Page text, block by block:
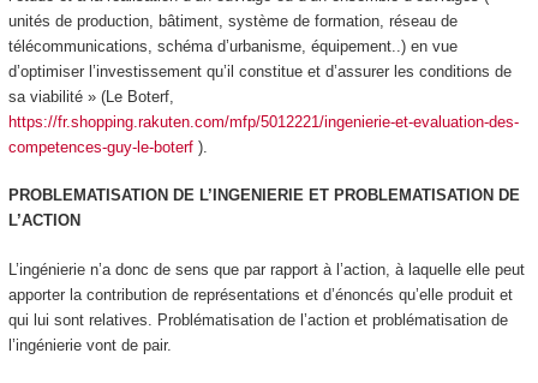
unités de production, bâtiment, système de formation, réseau de
télécommunications, schéma d’urbanisme, équipement..) en vue
d’optimiser l’investissement qu’il constitue et d’assurer les conditions de
sa viabilité » (Le Boterf,
https://fr.shopping.rakuten.com/mfp/5012221/ingenierie-et-evaluation-des-
competences-guy-le-boterf).
PROBLEMATISATION DE L’INGENIERIE ET PROBLEMATISATION DE
L’ACTION
L’ingénierie n’a donc de sens que par rapport à l’action, à laquelle elle peut
apporter la contribution de représentations et d’énoncés qu’elle produit et
qui lui sont relatives. Problématisation de l’action et problématisation de
l’ingénierie vont de pair.